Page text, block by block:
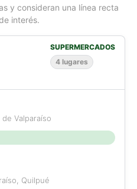
y consideran una línea recta
interés.
SUPERMERCADOS
4 lugares
Valparaíso
Quilpué